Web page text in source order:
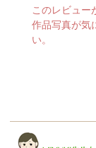
このレビューは参
このレビュー
作品写真が気
い。